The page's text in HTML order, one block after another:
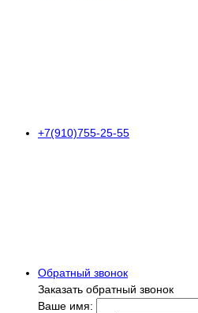
+7(910)755-25-55
Обратный звонок
Заказать обратный звонок
Ваше имя: